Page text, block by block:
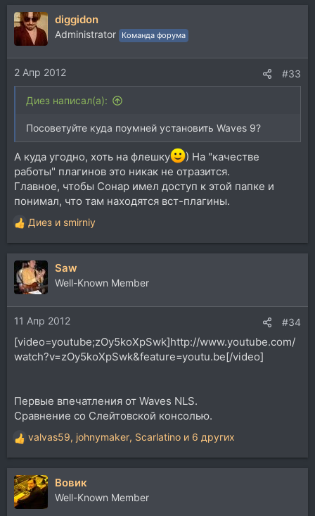
diggidon
Administrator Команда форума
2 Апр 2012 #33
Диез написал(а):
Посоветуйте куда поумней установить Waves 9?
А куда угодно, хоть на флешку
) На "качестве
работы" плагинов это никак не отразится.
Главное, чтобы Сонар имел доступ к этой папке и
понимал, что там находятся вст-плагины.
Р
е
а
к
ц
и
и
:
Диез и smirniy
Saw
Well-Known Member
11 Апр 2012 #34
[video=youtube;zOy5koXpSwk]http://www.youtube.com/
watch?v=zOy5koXpSwk&feature=youtu.be[/video]
Первые впечатления от Waves NLS.
Cравнение со Слейтовской консолью.
Р
е
а
к
ц
и
valvas59, johnymaker, Scarlatino и 6 других
Вовик
Well-Known Member